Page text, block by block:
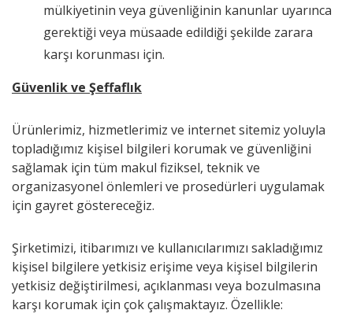
mülkiyetinin veya güvenliğinin kanunlar uyarınca
gerektiği veya müsaade edildiği şekilde zarara
karşı korunması için.
Güvenlik ve Şeffaflık
Ürünlerimiz, hizmetlerimiz ve internet sitemiz yoluyla
topladığımız kişisel bilgileri korumak ve güvenliğini
sağlamak için tüm makul fiziksel, teknik ve
organizasyonel önlemleri ve prosedürleri uygulamak
için gayret göstereceğiz.
Şirketimizi, itibarımızı ve kullanıcılarımızı sakladığımız
kişisel bilgilere yetkisiz erişime veya kişisel bilgilerin
yetkisiz değiştirilmesi, açıklanması veya bozulmasına
karşı korumak için çok çalışmaktayız. Özellikle: